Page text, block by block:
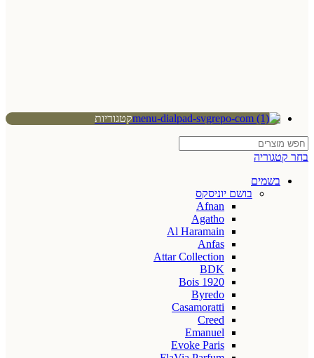
קטגוריות
בחר קטגוריה
בשמים
בושם יוניסקס
Afnan
Agatho
Al Haramain
Anfas
Attar Collection
BDK
Bois 1920
Byredo
Casamoratti
Creed
Emanuel
Evoke Paris